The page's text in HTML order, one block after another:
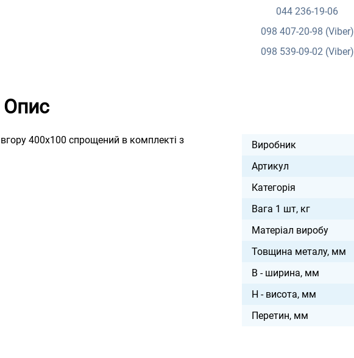
044 236-19-06
098 407-20-98 (Viber)
098 539-09-02 (Viber)
Опис
400х100 спрощений в комплекті з
Виробник
Артикул
Категорія
Вага 1 шт, кг
Матеріал виробу
Товщина металу, мм
B - ширина, мм
H - висота, мм
Перетин, мм